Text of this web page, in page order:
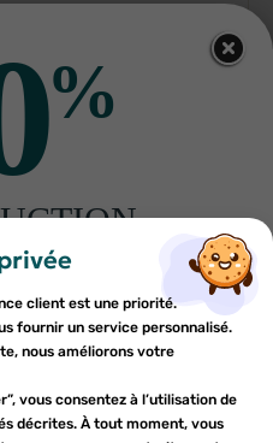
×
×
×
des produits à votre
client est une priorité.
fournir un service personnalisé.
nous améliorons votre
vous consentez à l’utilisation de
décrites. À tout moment, vous
%
commande
newsletter et profitez
première commande*